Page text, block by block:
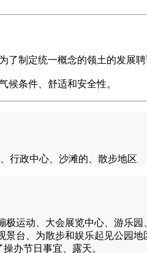
制定统一概念的领土的发展聘
候条件、舒适和安全性。
行政中心、沙滩的、散步地区
运动、大会展览中心、游乐
台、为散步和娱乐起见公园
办节日事宜、露天。